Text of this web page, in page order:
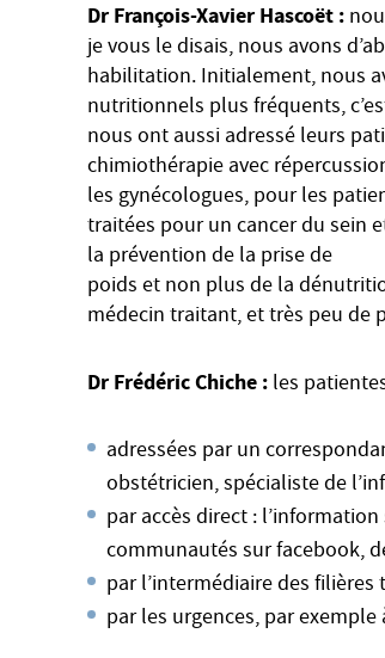
Dr François-Xavier Hascoët :
je vous le disais, nous avons
habilitation. Initialement, nous
nutritionnels plus fréquents,
nous ont aussi adressé leurs
chimiothérapie avec
les gynécologues, pour les
traitées pour un cancer du sein
la prévention de la prise de
poids et non plus de la
médecin traitant, et très peu de
Dr Frédéric Chiche : les
adressées par un
obstétricien, spécialiste de
par accès direct :
communautés sur facebook,
par l’intermédiaire des
par les urgences, par